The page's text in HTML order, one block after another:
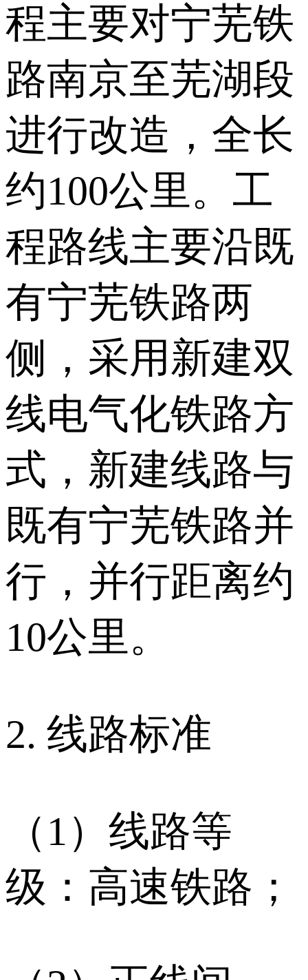
程主要对宁芜铁
路南京至芜湖段
进行改造，全长
约100公里。工
程路线主要沿既
有宁芜铁路两
侧，采用新建双
线电气化铁路方
式，新建线路与
既有宁芜铁路并
行，并行距离约
10公里。
2. 线路标准
（1）线路等
级：高速铁路；